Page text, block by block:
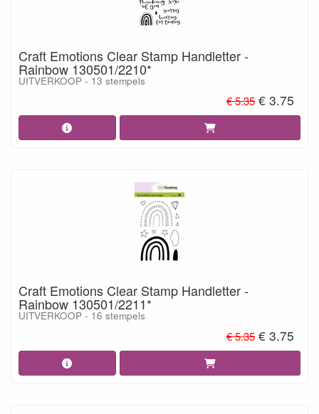
Craft Emotions Clear Stamp Handletter -
Rainbow 130501/2210*
UITVERKOOP - 13 stempels
€ 5.35 € 3.75
Craft Emotions Clear Stamp Handletter -
Rainbow 130501/2211*
UITVERKOOP - 16 stempels
€ 5.35 € 3.75